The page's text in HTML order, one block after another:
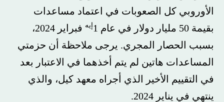
الأوروبي كل الصعوبات في اعتماد مساعدات
بقيمة 50 مليار دولار في عام 1
إيه
فبراير 2024،
بسبب الحصار المجري. يرجى ملاحظة أن حزمتي
المساعدات هاتين لم يتم أخذهما في الاعتبار بعد
في التقييم الأخير الذي أجراه معهد كيل، والذي
ينتهي في يناير 2024.